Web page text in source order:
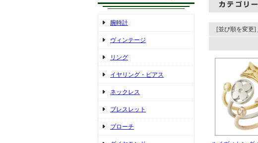
腕時計
ヴィンテージ
リング
イヤリング・ピアス
ネックレス
ブレスレット
ブローチ
[並び順を変更]